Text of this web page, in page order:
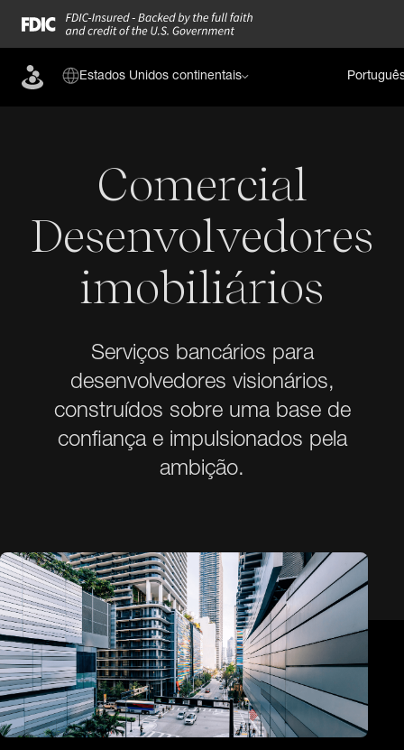
Estados Unidos continentais
Comercial
Desenvolvedores
imobiliários
Serviços bancários para
desenvolvedores visionários,
construídos sobre uma base de
confiança e impulsionados pela
ambição.